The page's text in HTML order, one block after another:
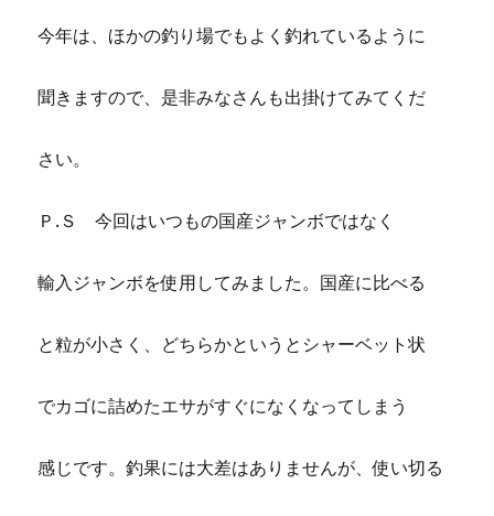
今年は、ほかの釣り場でもよく釣れているように
聞きますので、是非みなさんも出掛けてみてくだ
さい。
Ｐ.Ｓ 今回はいつもの国産ジャンボではなく
輸入ジャンボを使用してみました。国産に比べる
と粒が小さく、どちらかというとシャーベット状
でカゴに詰めたエサがすぐになくなってしまう
感じです。釣果には大差はありませんが、使い切る